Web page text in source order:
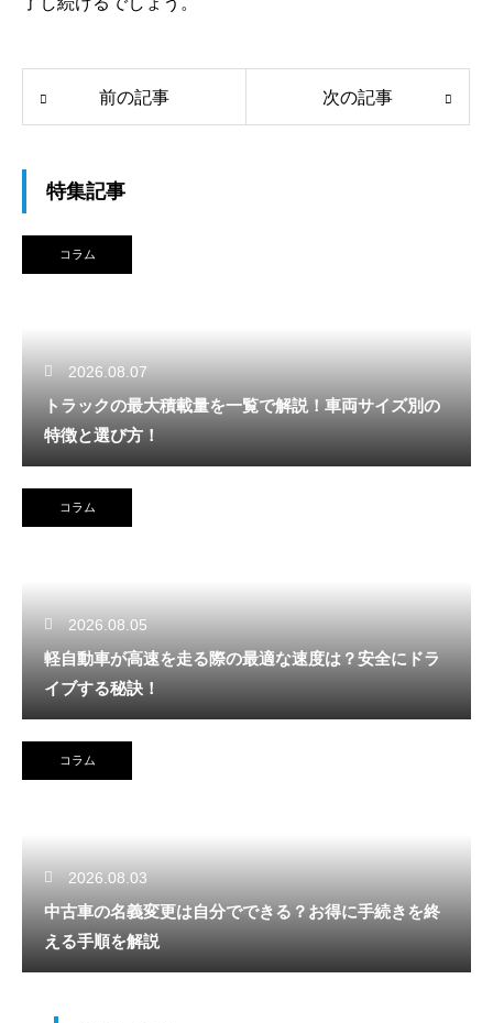
前の記事 次の記事
特集記事
コラム
2026.08.07
トラックの最大積載量を一覧で解説！車両サイズ別の
特徴と選び方！
コラム
2026.08.05
軽自動車が高速を走る際の最適な速度は？安全にドラ
イブする秘訣！
コラム
2026.08.03
中古車の名義変更は自分でできる？お得に手続きを終
える手順を解説